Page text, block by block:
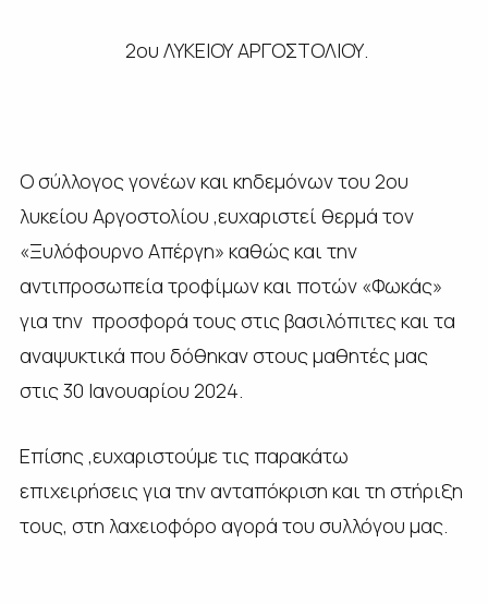
2ου ΛΥΚΕΙΟΥ ΑΡΓΟΣΤΟΛΙΟΥ.
Ο σύλλογος γονέων και κηδεμόνων του 2ου
λυκείου Αργοστολίου ,ευχαριστεί θερμά τον
«Ξυλόφουρνο Απέργη» καθώς και την
αντιπροσωπεία τροφίμων και ποτών «Φωκάς»
για την προσφορά τους στις βασιλόπιτες και τα
αναψυκτικά που δόθηκαν στους μαθητές μας
στις 30 Ιανουαρίου 2024.
Επίσης ,ευχαριστούμε τις παρακάτω
επιχειρήσεις για την ανταπόκριση και τη στήριξη
τους, στη λαχειοφόρο αγορά του συλλόγου μας.